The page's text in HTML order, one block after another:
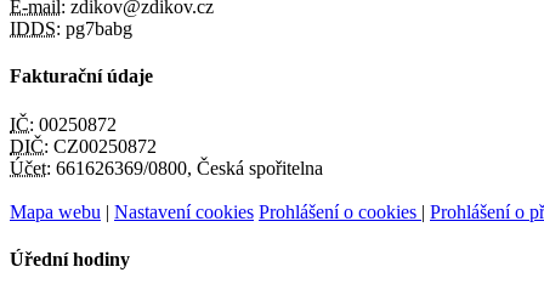
E-mail: zdikov@zdikov.cz
IDDS: pg7babg
Fakturační údaje
IČ: 00250872
DIČ: CZ00250872
Účet: 661626369/0800, Česká spořitelna
Mapa webu | Nastavení cookies Prohlášení o cookies | Prohlášení o
Úřední hodiny